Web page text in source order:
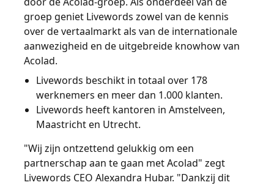
groep geniet Livewords zowel van de kennis
over de vertaalmarkt als van de internationale
aanwezigheid en de uitgebreide knowhow van
Acolad.
Livewords beschikt in totaal over 178
werknemers en meer dan 1.000 klanten.
Livewords heeft kantoren in Amstelveen,
Maastricht en Utrecht.
"Wij zijn ontzettend gelukkig om een
partnerschap aan te gaan met Acolad" zegt
Livewords CEO Alexandra Hubar. "Dankzij dit